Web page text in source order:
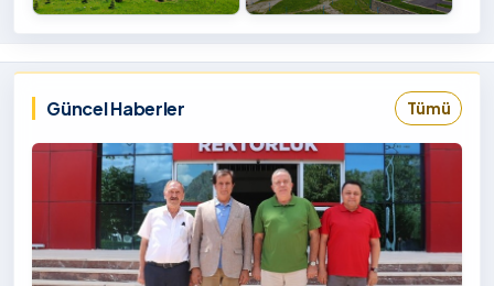
İçin
Tıklayınız
Güncel Haberler Tümü